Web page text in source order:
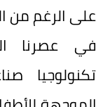
على الرغم من
في عصرنا
تكنولوجيا